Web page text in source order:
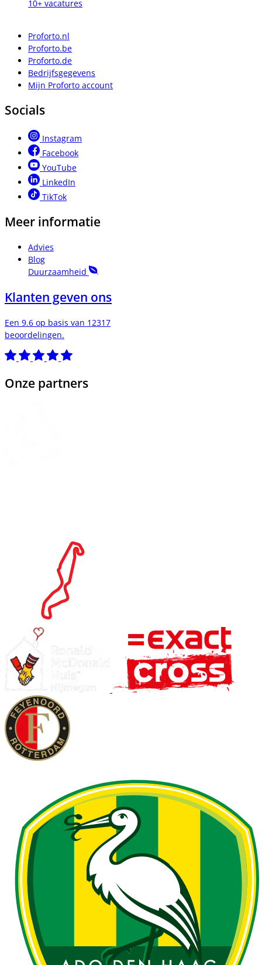
10+ vacatures
Proforto.nl
Proforto.be
Proforto.de
Bedrijfsgegevens
Mijn Proforto account
Socials
Instagram
Facebook
YouTube
LinkedIn
TikTok
Meer informatie
Advies
Blog
Duurzaamheid
Klanten geven ons
Een 9.6 op basis van 12317
beoordelingen.
Onze partners